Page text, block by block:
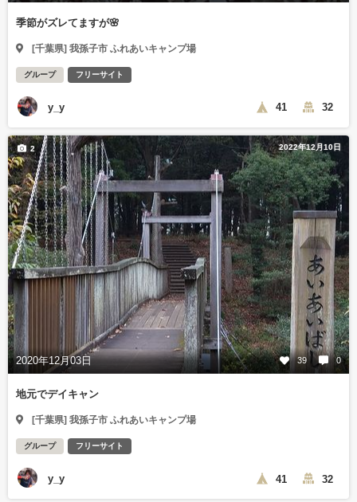
季節がズレてますが🌸
[千葉県] 我孫子市 ふれあいキャンプ場
グループ フリーサイト
y_y 41 32
2022年12月10日
2020年12月03日 39 0
2
地元でデイキャン
[千葉県] 我孫子市 ふれあいキャンプ場
グループ フリーサイト
y_y 41 32